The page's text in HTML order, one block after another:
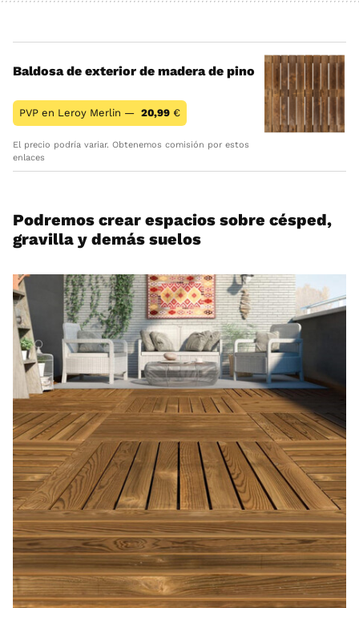
Baldosa de exterior de madera de pino
PVP en Leroy Merlin — 20,99 €
El precio podría variar. Obtenemos comisión por estos
enlaces
Podremos crear espacios sobre césped,
gravilla y demás suelos